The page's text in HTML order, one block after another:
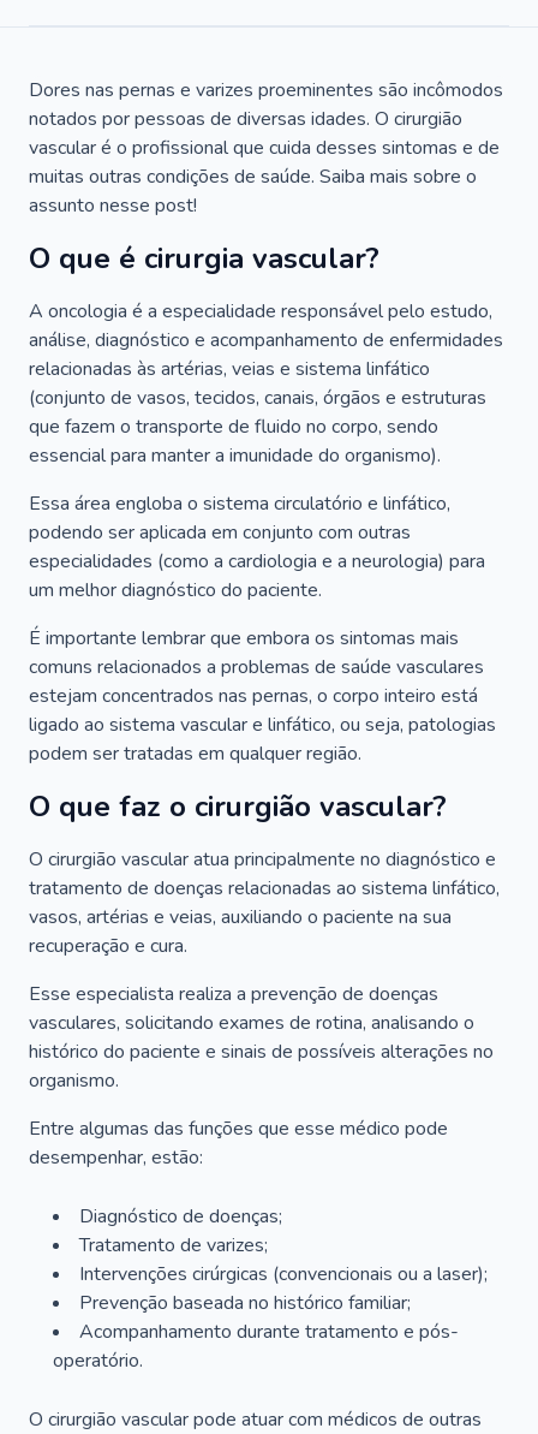
Dores nas pernas e varizes proeminentes são incômodos
notados por pessoas de diversas idades. O cirurgião
vascular é o profissional que cuida desses sintomas e de
muitas outras condições de saúde. Saiba mais sobre o
assunto nesse post!
O que é cirurgia vascular?
A oncologia é a especialidade responsável pelo estudo,
análise, diagnóstico e acompanhamento de enfermidades
relacionadas às artérias, veias e sistema linfático
(conjunto de vasos, tecidos, canais, órgãos e estruturas
que fazem o transporte de fluido no corpo, sendo
essencial para manter a imunidade do organismo).
Essa área engloba o sistema circulatório e linfático,
podendo ser aplicada em conjunto com outras
especialidades (como a cardiologia e a neurologia) para
um melhor diagnóstico do paciente.
É importante lembrar que embora os sintomas mais
comuns relacionados a problemas de saúde vasculares
estejam concentrados nas pernas, o corpo inteiro está
ligado ao sistema vascular e linfático, ou seja, patologias
podem ser tratadas em qualquer região.
O que faz o cirurgião vascular?
O cirurgião vascular atua principalmente no diagnóstico e
tratamento de doenças relacionadas ao sistema linfático,
vasos, artérias e veias, auxiliando o paciente na sua
recuperação e cura.
Esse especialista realiza a prevenção de doenças
vasculares, solicitando exames de rotina, analisando o
histórico do paciente e sinais de possíveis alterações no
organismo.
Entre algumas das funções que esse médico pode
desempenhar, estão:
Diagnóstico de doenças;
Tratamento de varizes;
Intervenções cirúrgicas (convencionais ou a laser);
Prevenção baseada no histórico familiar;
Acompanhamento durante tratamento e pós-
operatório.
O cirurgião vascular pode atuar com médicos de outras